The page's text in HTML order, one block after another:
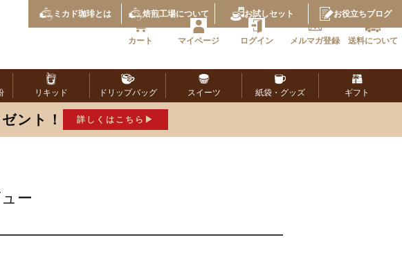
ミカド珈琲とは 焙煎工場について お試しセット お役立ちブログ
カート マイページ ログイン メルマガ登録 送料について
リキッド ドリップバッグ スイーツ 紙袋・ グッズ ギフト
ント！ 詳しくはこちら
ー